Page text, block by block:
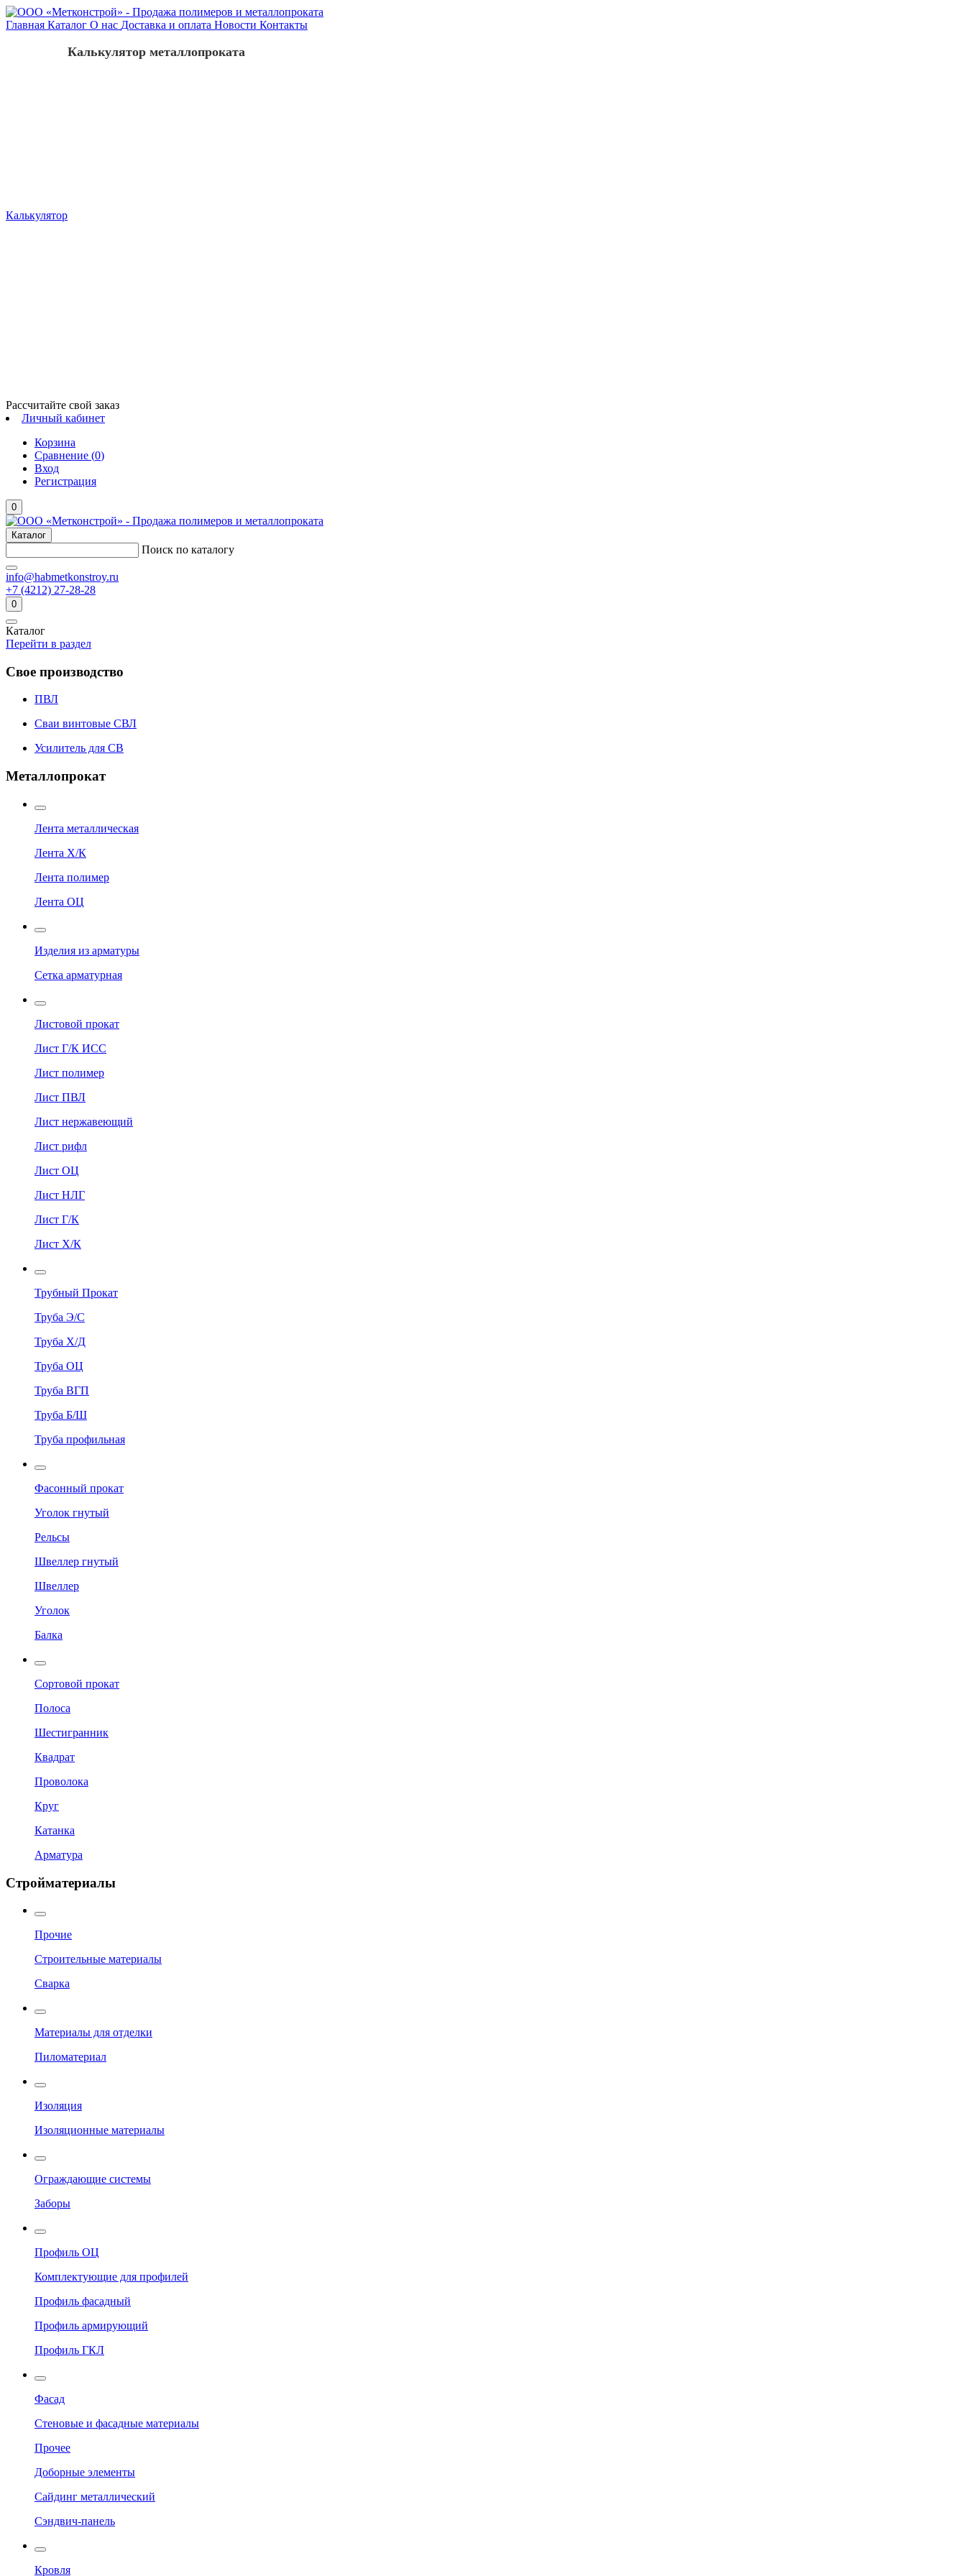
Главная Каталог О нас Доставка и оплата Новости Контакты
Калькулятор
Калькулятор металлопроката
Рассчитайте свой заказ
Личный кабинет
Корзина
Сравнение (0)
Вход
Регистрация
0
Каталог
Поиск по каталогу
info@habmetkonstroy.ru
+7 (4212) 27-28-28
0
Каталог
Перейти в раздел
Свое производство
ПВЛ
Сваи винтовые СВЛ
Усилитель для СВ
Металлопрокат
Лента металлическая
Лента Х/К
Лента полимер
Лента ОЦ
Изделия из арматуры
Сетка арматурная
Листовой прокат
Лист Г/К ИСС
Лист полимер
Лист ПВЛ
Лист нержавеющий
Лист рифл
Лист ОЦ
Лист НЛГ
Лист Г/К
Лист Х/К
Трубный Прокат
Труба Э/С
Труба Х/Д
Труба ОЦ
Труба ВГП
Труба Б/Ш
Труба профильная
Фасонный прокат
Уголок гнутый
Рельсы
Швеллер гнутый
Швеллер
Уголок
Балка
Сортовой прокат
Полоса
Шестигранник
Квадрат
Проволока
Круг
Катанка
Арматура
Стройматериалы
Прочие
Строительные материалы
Сварка
Материалы для отделки
Пиломатериал
Изоляция
Изоляционные материалы
Ограждающие системы
Заборы
Профиль ОЦ
Комплектующие для профилей
Профиль фасадный
Профиль армирующий
Профиль ГКЛ
Фасад
Стеновые и фасадные материалы
Прочее
Доборные элементы
Сайдинг металлический
Сэндвич-панель
Кровля